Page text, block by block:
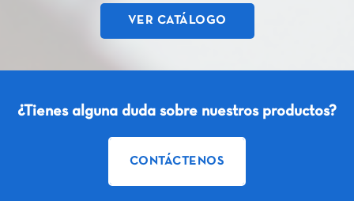
VER CATÁLOGO
¿Tienes alguna duda sobre nuestros productos?
CONTÁCTENOS